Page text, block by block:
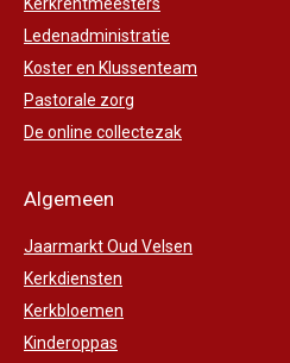
Ledenadministratie
Koster en Klussenteam
Pastorale zorg
De online collectezak
Algemeen
Jaarmarkt Oud Velsen
Kerkdiensten
Kerkbloemen
Kinderoppas